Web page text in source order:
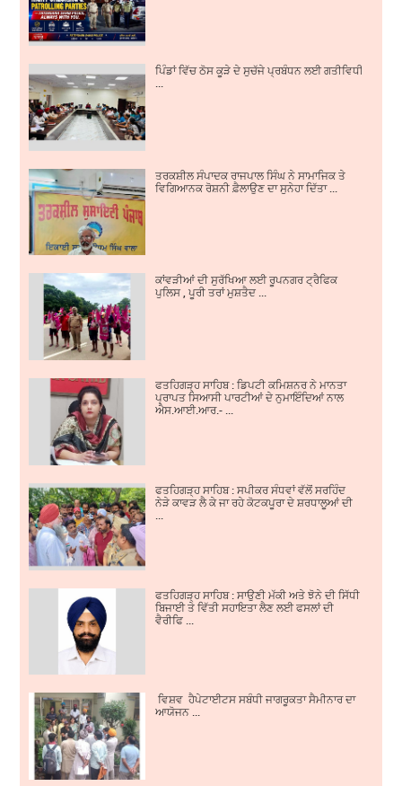
ਪਿੰਡਾਂ ਵਿੱਚ ਠੋਸ ਕੂੜੇ ਦੇ ਸੁਚੱਜੇ ਪ੍ਰਬੰਧਨ ਲਈ ਗਤੀਵਿਧੀਆਂ
ਤਰਕਸ਼ੀਲ ਸੰਪਾਦਕ ਰਾਜਪਾਲ ਸਿੰਘ ਨੇ ਸਾਮਾਜਿਕ ਤੇ
ਵਿਗਿਆਨਕ ਰੋਸ਼ਨੀ ਫ਼ੈਲਾਉਣ ਦਾ ਸੁਨੇਹਾ ਦਿੱਤਾ ...
ਕਾਂਵੜੀਆਂ ਦੀ ਸੁਰੱਖਿਆ ਲਈ ਰੂਪਨਗਰ ਟ੍ਰੈਫਿਕ
ਪੁਲਿਸ , ਪੂਰੀ ਤਰਾਂ ਮੁਸ਼ਤੈਦ ...
ਫਤਹਿਗੜ੍ਹ ਸਾਹਿਬ : ਡਿਪਟੀ ਕਮਿਸ਼ਨਰ ਨੇ ਮਾਨਤਾ
ਪ੍ਰਾਪਤ ਸਿਆਸੀ ਪਾਰਟੀਆਂ ਦੇ ਨੁਮਾਇੰਦਿਆਂ ਨਾਲ
ਐਸ.ਆਈ.ਆਰ.- ...
ਫਤਹਿਗੜ੍ਹ ਸਾਹਿਬ : ਸਪੀਕਰ ਸੰਧਵਾਂ ਵੱਲੋਂ ਸਰਹਿੰਦ
ਨੇੜੇ ਕਾਵੜ ਲੈ ਕੇ ਜਾ ਰਹੇ ਕੋਟਕਪੂਰਾ ਦੇ ਸ਼ਰਧਾਲੂਆਂ ਦੀ
ਫਤਹਿਗੜ੍ਹ ਸਾਹਿਬ : ਸਾਉਣੀ ਮੱਕੀ ਅਤੇ ਝੋਨੇ ਦੀ ਸਿੱਧੀ
ਬਿਜਾਈ ਤੇ ਵਿੱਤੀ ਸਹਾਇਤਾ ਲੈਣ ਲਈ ਫਸਲਾਂ ਦੀ
ਵੈਰੀਫਿ ...
ਵਿਸ਼ਵ ਹੈਪੇਟਾਈਟਸ ਸਬੰਧੀ ਜਾਗਰੂਕਤਾ ਸੈਮੀਨਾਰ ਦਾ
ਆਯੋਜਨ ...